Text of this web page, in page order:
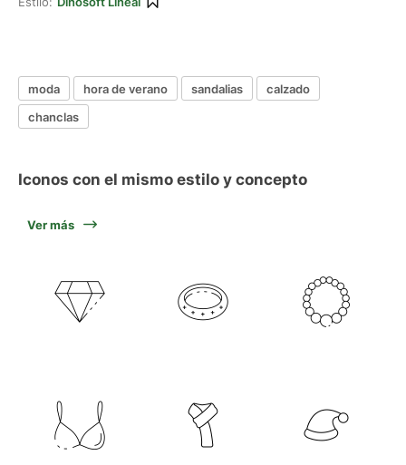
moda hora de verano sandalias
calzado
chanclas
Iconos con el mismo estilo y concepto
Ver más